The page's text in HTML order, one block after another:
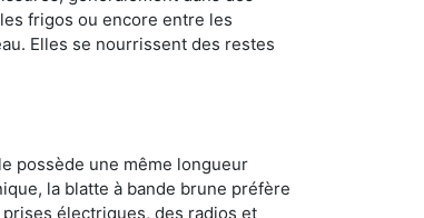
frigos ou encore entre les
Elles se nourrissent des restes
possède une même longueur
la blatte à bande brune préfère
électriques, des radios et